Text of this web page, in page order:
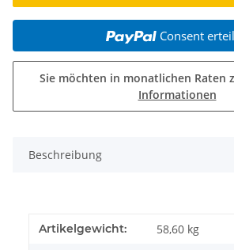
Consent
Sie möchten in monatlichen Raten
Informationen
Beschreibung
Artikelgewicht: 58,60 kg